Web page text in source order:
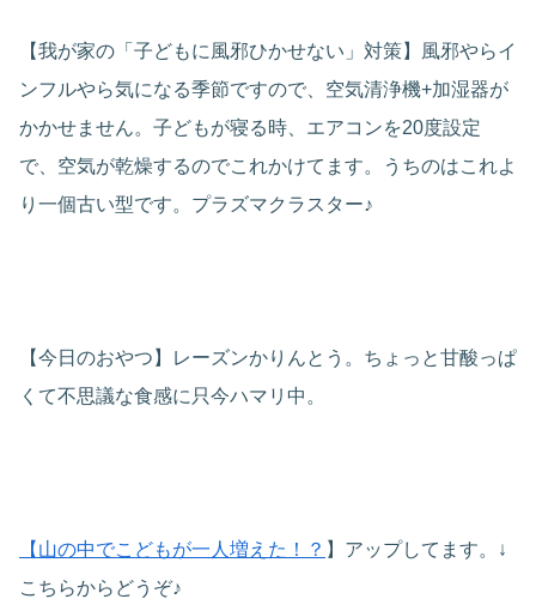
【我が家の「子どもに風邪ひかせない」対策】風邪やらイ
ンフルやら気になる季節ですので、空気清浄機+加湿器が
かかせません。子どもが寝る時、エアコンを20度設定
で、空気が乾燥するのでこれかけてます。うちのはこれよ
り一個古い型です。プラズマクラスター♪
【今日のおやつ】レーズンかりんとう。ちょっと甘酸っぱ
くて不思議な食感に只今ハマリ中。
【山の中でこどもが一人増えた！？ 】アップしてます。↓
こちらからどうぞ♪